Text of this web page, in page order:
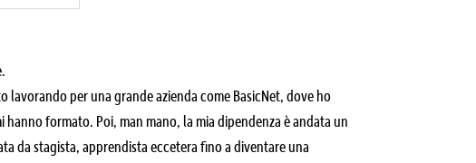
lavorando per una grande azienda come BasicNet, dove ho
formato. Poi, man mano, la mia dipendenza è andata un
da stagista, apprendista eccetera fino a diventare una